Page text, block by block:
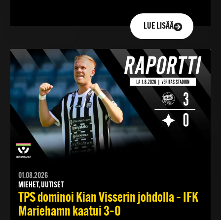
LUE LISÄÄ
01.08.2026
MIEHET, UUTISET
TPS dominoi Kian Visserin johdolla – IFK
Mariehamn kaatui 3–0